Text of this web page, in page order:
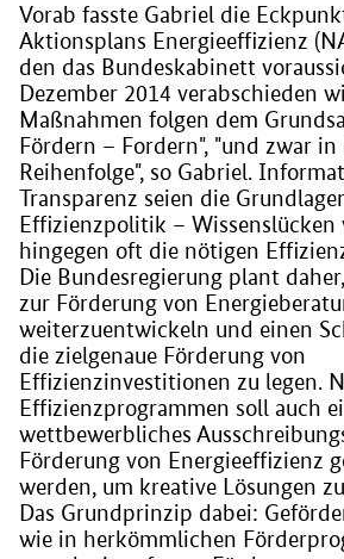
Vorab fasste Gabriel die
Aktionsplans Energieeffizienz
den das Bundeskabinett
Dezember 2014 verabschieden
Maßnahmen folgen dem
Fördern – Fordern", "und zwar in
Reihenfolge", so Gabriel.
Transparenz seien die
Effizienzpolitik – Wissenslücken
hingegen oft die nötigen
Die Bundesregierung plant
zur Förderung von
weiterzuentwickeln und einen
die zielgenaue Förderung von
Effizienzinvestitionen zu legen.
Effizienzprogrammen soll auch
wettbewerbliches
Förderung von Energieeffizienz
werden, um kreative Lösungen
Das Grundprinzip dabei:
wie in herkömmlichen